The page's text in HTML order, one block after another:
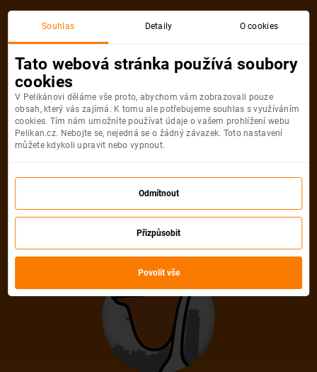
Akční letenka
Litujeme, akční letenka do města už
není dostupná
Vybrat jinou akční letenku
Souhlas Detaily O cookies
Tato webová stránka používá soubory
cookies
V Pelikánovi děláme vše proto, abychom vám zobrazovali pouze
obsah, který vás zajímá. K tomu ale potřebujeme souhlas s využíváním
cookies. Tím nám umožníte používat údaje o vašem prohlížení webu
Pelikan.cz. Nebojte se, nejedná se o žádný závazek. Toto nastavení
můžete kdykoli upravit nebo vypnout.
Odmítnout
Přizpůsobit
Povolit vše